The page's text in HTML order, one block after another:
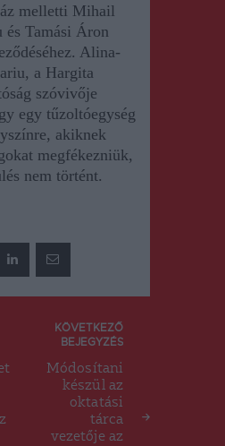
melletti Mihail
és Tamási Áron
Alina-
a Hargita
szóvivője
egy tűzoltóegység
akiknek
megfékezniük,
nem történt.
KÖVETKEZŐ
BEJEGYZÉS
Módosítani
készül az
oktatási
tárca
vezetője az